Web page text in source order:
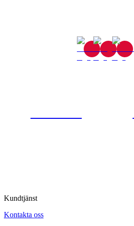
Kundtjänst
Kontakta oss